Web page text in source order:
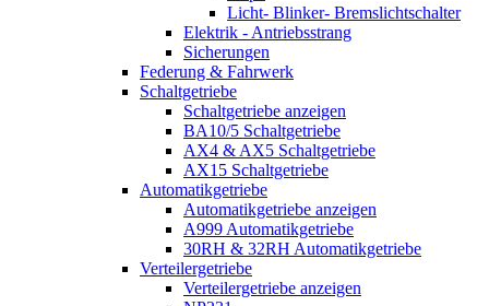
Licht- Blinker- Bremslichtschalter
Elektrik - Antriebsstrang
Sicherungen
Federung & Fahrwerk
Schaltgetriebe
Schaltgetriebe anzeigen
BA10/5 Schaltgetriebe
AX4 & AX5 Schaltgetriebe
AX15 Schaltgetriebe
Automatikgetriebe
Automatikgetriebe anzeigen
A999 Automatikgetriebe
30RH & 32RH Automatikgetriebe
Verteilergetriebe
Verteilergetriebe anzeigen